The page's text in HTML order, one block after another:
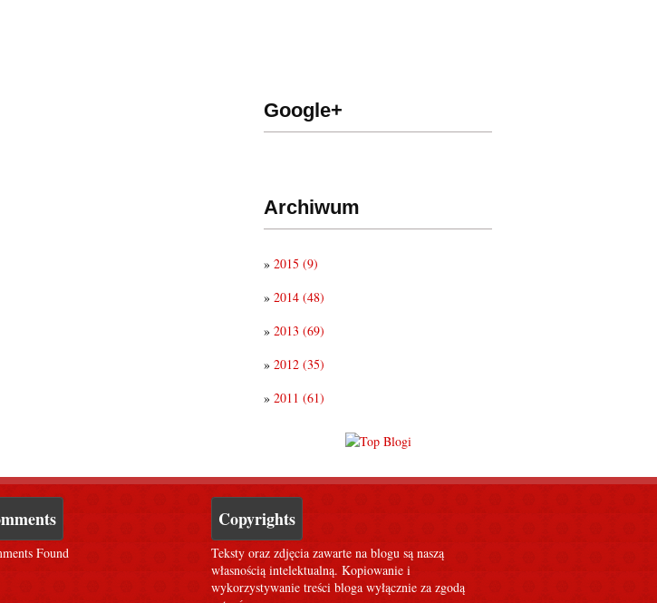
Google+
Archiwum
» 2015 (9)
» 2014 (48)
» 2013 (69)
» 2012 (35)
» 2011 (61)
Found
Copyrights
Teksty oraz zdjęcia zawarte na blogu są naszą
własnością intelektualną. Kopiowanie i
wykorzystywanie treści bloga wyłącznie za zgodą